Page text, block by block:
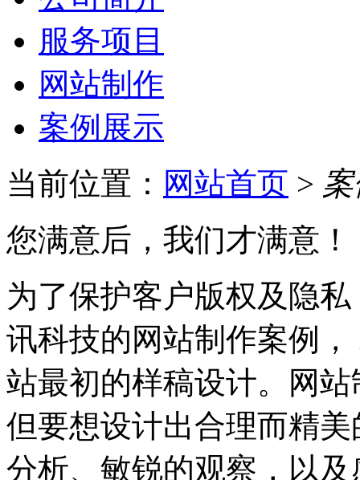
服务项目
网站制作
案例展示
当前位置： 网站首页 >
您满意后，我们才满意！
为了保护客户版权及隐
讯科技的网站制作案例
站最初的样稿设计。网
但要想设计出合理而精
分析、敏锐的观察，以